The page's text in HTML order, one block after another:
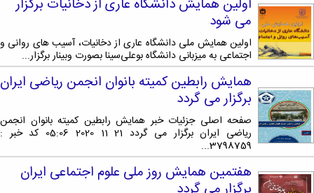
توسعه
مدیریت
و
پشتیبانی
معاونت
آموزشی
و
تحصیلات
تکمیلی
معاونت
دانشجویی
معاونت
پژوهش
تحصیل
در
دانشگاه
D8
رشته‌های
کارشناسی
تحصیلات
تکمیلی
آموزش‌های
آموزشی
گیاهی
پژوهشکده
آب
مرکز
آپا
دانشگاه
بوعلی
سینا
آزمایشگاه
های
تحقیقاتی
آزمایشگاه
مرکزی
علوم
پایه
علوم
اقتصادی
اجتماعی
علوم
ورزشی
دانشکده
های
اقماری
فنی
و
مشاوره
و
سبک
زندگی
مرکز
بهداشت
و
درمان
خوابگاه‌های
دانشجویی
سلف
سرویس
ورزش و
تشکل‌های
اسلامی
دانشجویان
نشریات
دانشجویی
کانون‌های
فرهنگی
فعالیت‌های
داوطلبانه
سمن‌های
مرتبط
بنیاد
هویت
ارتباط
با ما
روابط
بین
(قدم
الآن)
Apply
Now
اولین همایش دانشگاه عاری از دخانیات برگزار
می‌ شود
اولین همایش ملی دانشگاه عاری از دخانیات، آسیب های روانی و
اجتماعی به میزبانی دانشگاه بوعلی‌سینا بصورت وبینار برگزار...
همایش رابطین کمیته بانوان انجمن ریاضی ایران
برگزار می گردد
صفحه اصلی جزئیات خبر همایش رابطین کمیته بانوان انجمن
ریاضی ایران برگزار می گردد 21 11 2020 05:06 کد خبر :
3798759...
هفتمین همایش روز ملی علوم اجتماعی ایران